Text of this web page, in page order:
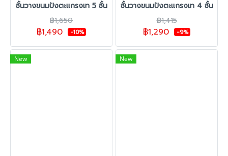
ชั้นวางขนมปังตะแกรงเท 5 ชั้น
฿1,650
฿1,490 -10%
ชั้นวางขนมปังตะแกรงเท 4 ชั้น
฿1,415
฿1,290 -9%
New New